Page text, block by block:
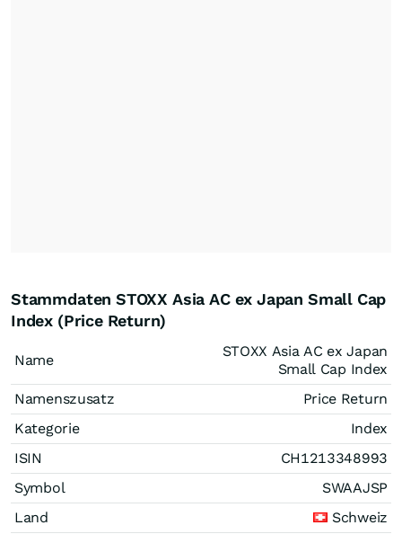
Stammdaten STOXX Asia AC ex Japan Small Cap
Index (Price Return)
Name
STOXX Asia AC ex Japan
Small Cap Index
Namenszusatz
Price Return
Kategorie
Index
ISIN
CH1213348993
Symbol
SWAAJSP
Land
Schweiz